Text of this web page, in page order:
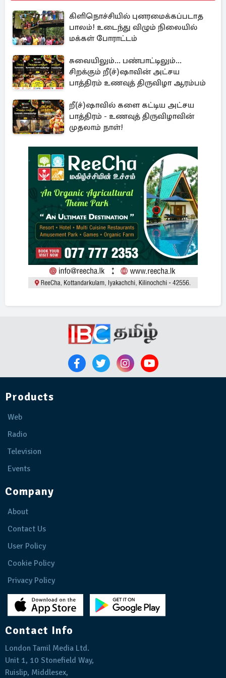
கிளிநொச்சியில் புனரமைக்கப்படாத
பாலம்! உடைந்து விழும் நிலையில்
மக்கள் போராட்டம்
சுவையிலும்... பண்பாட்டிலும்...
சிறக்கும் றீ(ச்)ஷாவின் அட்சய
பாத்திரம் உணவுத் திருவிழா ஆரம்பம்
றீ(ச்)ஷாவில் களை கட்டிய அட்சய
பாத்திரம் - உணவுத் திருவிழாவின்
முதலாம் நாள்!
Products
Web
Radio
Television
Events
Company
About
Contact Us
User Policy
Cookie Policy
Privacy Policy
Contact Info
London Tamil Media Ltd.
Unit 1, 10 Stonefield Way,
Ruislip, Middlesex,